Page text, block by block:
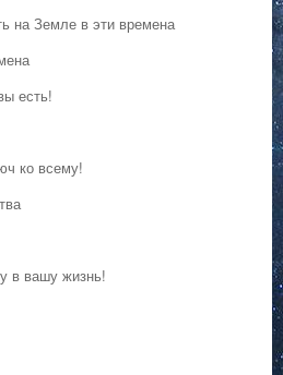
на Земле в эти времена
есть!
ко всему!
в вашу жизнь!